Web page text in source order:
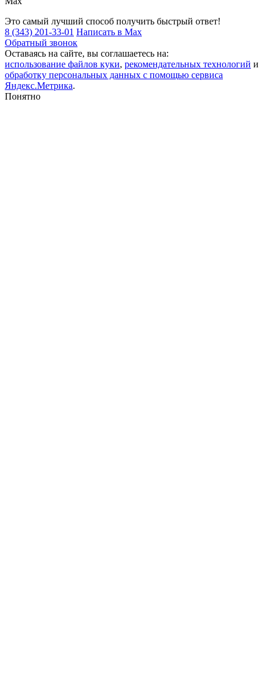
Это самый лучший способ получить быстрый ответ!
8 (343) 201-33-01 Написать в Max
Обратный звонок
Оставаясь на сайте, вы соглашаетесь на:
использование файлов куки, рекомендательных технологий и
обработку персональных данных с помощью сервиса
Яндекс.Метрика.
Понятно